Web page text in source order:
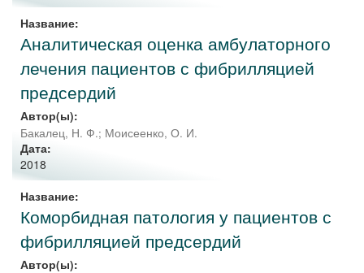
Название:
Аналитическая оценка амбулаторного
лечения пациентов с фибрилляцией
предсердий
Автор(ы):
Бакалец, Н. Ф.; Моисеенко, О. И.
Дата:
2018
Название:
Коморбидная патология у пациентов с
фибрилляцией предсердий
Автор(ы):